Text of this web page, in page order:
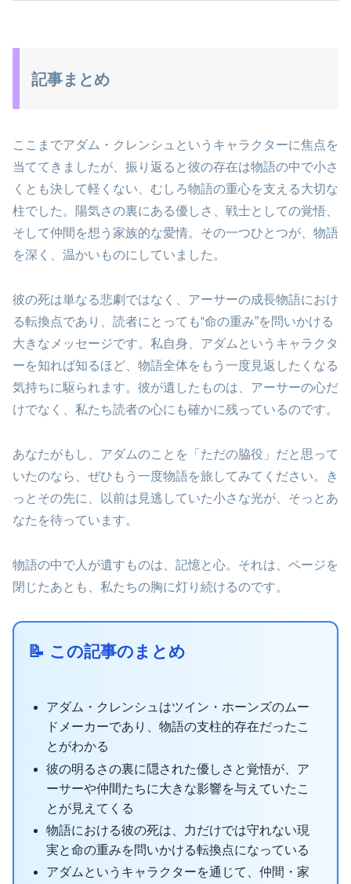
記事まとめ
ここまでアダム・クレンシュというキャラクターに焦点を
当ててきましたが、振り返ると彼の存在は物語の中で小さ
くとも決して軽くない、むしろ物語の重心を支える大切な
柱でした。陽気さの裏にある優しさ、戦士としての覚悟、
そして仲間を想う家族的な愛情。その一つひとつが、物語
を深く、温かいものにしていました。
彼の死は単なる悲劇ではなく、アーサーの成長物語におけ
る転換点であり、読者にとっても“命の重み”を問いかける
大きなメッセージです。私自身、アダムというキャラクタ
ーを知れば知るほど、物語全体をもう一度見返したくなる
気持ちに駆られます。彼が遺したものは、アーサーの心だ
けでなく、私たち読者の心にも確かに残っているのです。
あなたがもし、アダムのことを「ただの脇役」だと思って
いたのなら、ぜひもう一度物語を旅してみてください。き
っとその先に、以前は見逃していた小さな光が、そっとあ
なたを待っています。
物語の中で人が遺すものは、記憶と心。それは、ページを
閉じたあとも、私たちの胸に灯り続けるのです。
📝 この記事のまとめ
アダム・クレンシュはツイン・ホーンズのムー
ドメーカーであり、物語の支柱的存在だったこ
とがわかる
彼の明るさの裏に隠された優しさと覚悟が、ア
ーサーや仲間たちに大きな影響を与えていたこ
とが見えてくる
物語における彼の死は、力だけでは守れない現
実と命の重みを問いかける転換点になっている
アダムというキャラクターを通じて、仲間・家